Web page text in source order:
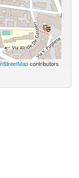
contributors